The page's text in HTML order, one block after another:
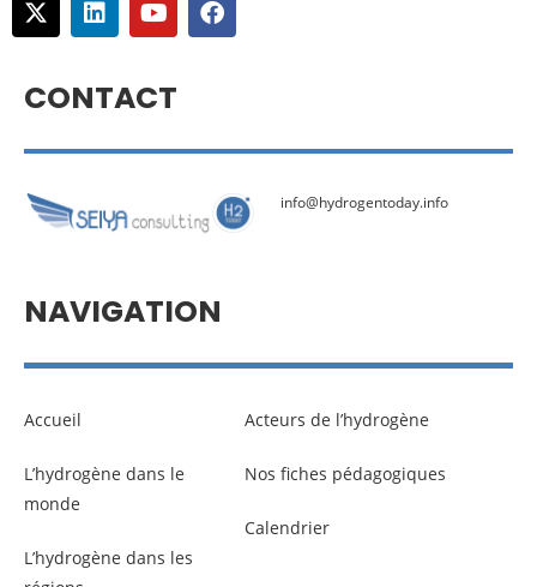
CONTACT
info@hydrogentoday.info
NAVIGATION
Accueil
L’hydrogène dans le
monde
L’hydrogène dans les
Acteurs de l’hydrogène
Nos fiches pédagogiques
Calendrier